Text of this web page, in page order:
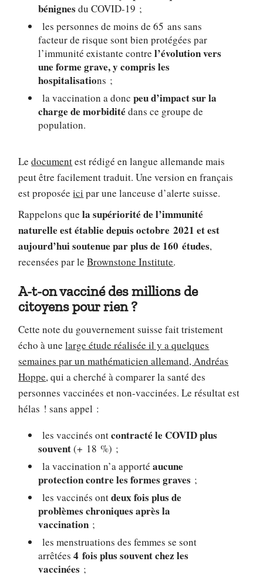
bénignes du COVID-19 ;
les personnes de moins de 65 ans sans
facteur de risque sont bien protégées par
l’immunité existante contrel’évolution vers
une forme grave, y compris les
hospitalisations ;
la vaccination a doncpeu d’impact sur la
charge de morbidité dans ce groupe de
population.
Ledocumentest rédigé en langue allemande mais
peut être facilement traduit. Une version en français
est proposéeici par une lanceuse d’alerte suisse.
Rappelons quela supériorité de l’immunité
naturelle est établie depuis octobre 2021 et est
aujourd’hui soutenue par plus de 160 études,
recensées par leBrownstone Institute.
A-t-on vacciné des millions de
citoyens pour rien ?
Cette note du gouvernement suisse fait tristement
écho à unelarge étude réalisée il y a quelques
semaines par un mathématicien allemand, Andréas
Hoppe, qui a cherché à comparer la santé des
personnes vaccinées et non-vaccinées. Le résultat est
hélas ! sans appel :
les vaccinés ontcontracté le COVID plus
souvent(+ 18 %) ;
la vaccination n’a apportéaucune
protection contre les formes graves ;
les vaccinés ontdeux fois plus de
problèmes chroniques après la
vaccination ;
les menstruations des femmes se sont
arrêtées4 fois plus souvent chez les
vaccinées ;